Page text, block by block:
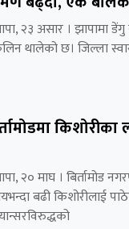
२३ असार । झापामा
थालेको छ। जिल्ला
२० माघ । बिर्तामोड
बढी किशोरीलाई